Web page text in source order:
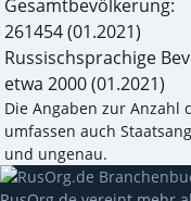
Gesamtbevölkerung:
261454(01.2021)
Russischsprachige
etwa 2000(01.2021)
Die Angaben zur Anzahl
umfassen auch
und ungenau.